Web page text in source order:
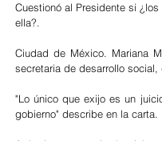
Cuestionó al Presidente si
ella?.
Ciudad de México. Mariana
secretaria de desarrollo
"Lo único que exijo es un
gobierno" describe en la carta.